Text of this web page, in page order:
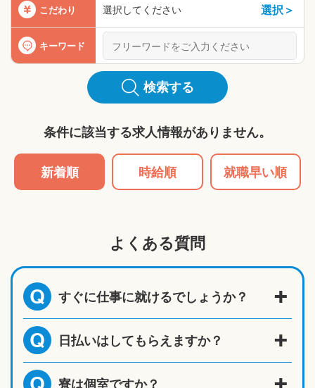
こだわり 選択してください 選択＞
キーワード
検索する
条件に該当する求人情報がありません。
新着順 時給順 就職早い順
よくある質問
Q すぐに仕事に就けるでしょうか？
Q 日払いはしてもらえますか？
寮は個室ですか？